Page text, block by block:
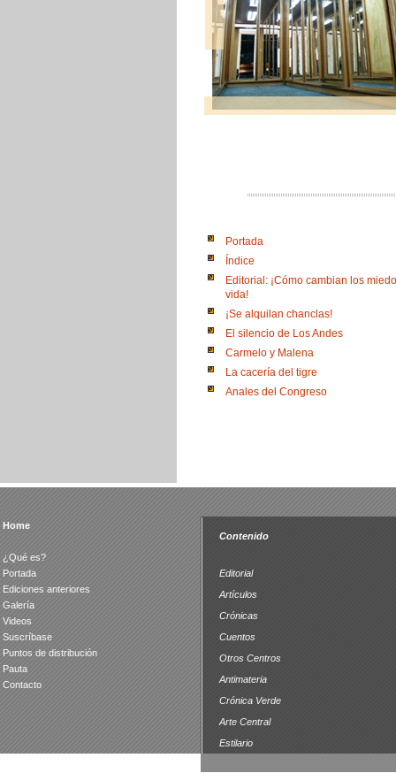
Portada
Índice
Editorial: ¡Cómo cambian los
vida!
¡Se alquilan chanclas!
El silencio de Los Andes
Carmelo y Malena
La cacería del tigre
Anales del Congreso
Home
¿Qué es?
Portada
Ediciones anteriores
Galería
Videos
Suscríbase
Puntos de distribución
Pauta
Contacto
Contenido
Editorial
Artículos
Crónicas
Cuentos
Otros Centros
Antimateria
Crónica Verde
Arte Central
Estilario